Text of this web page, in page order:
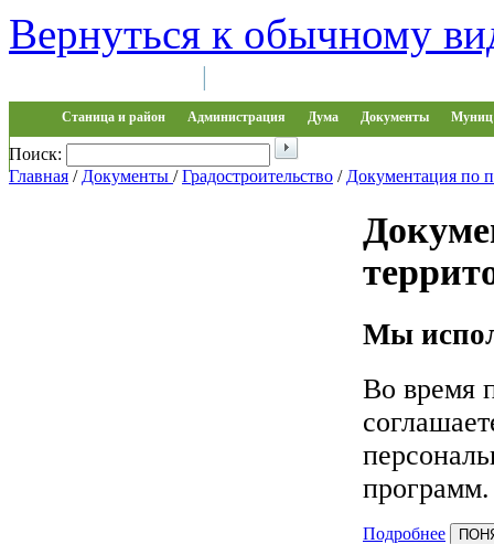
Вернуться к обычному
|
Станица и район Администрация Дума Документы Муниц
Обращения
Поиск:
Главная / Документы /Градостроительство / Документация по
Мы
Во время
программ.
Подробнее